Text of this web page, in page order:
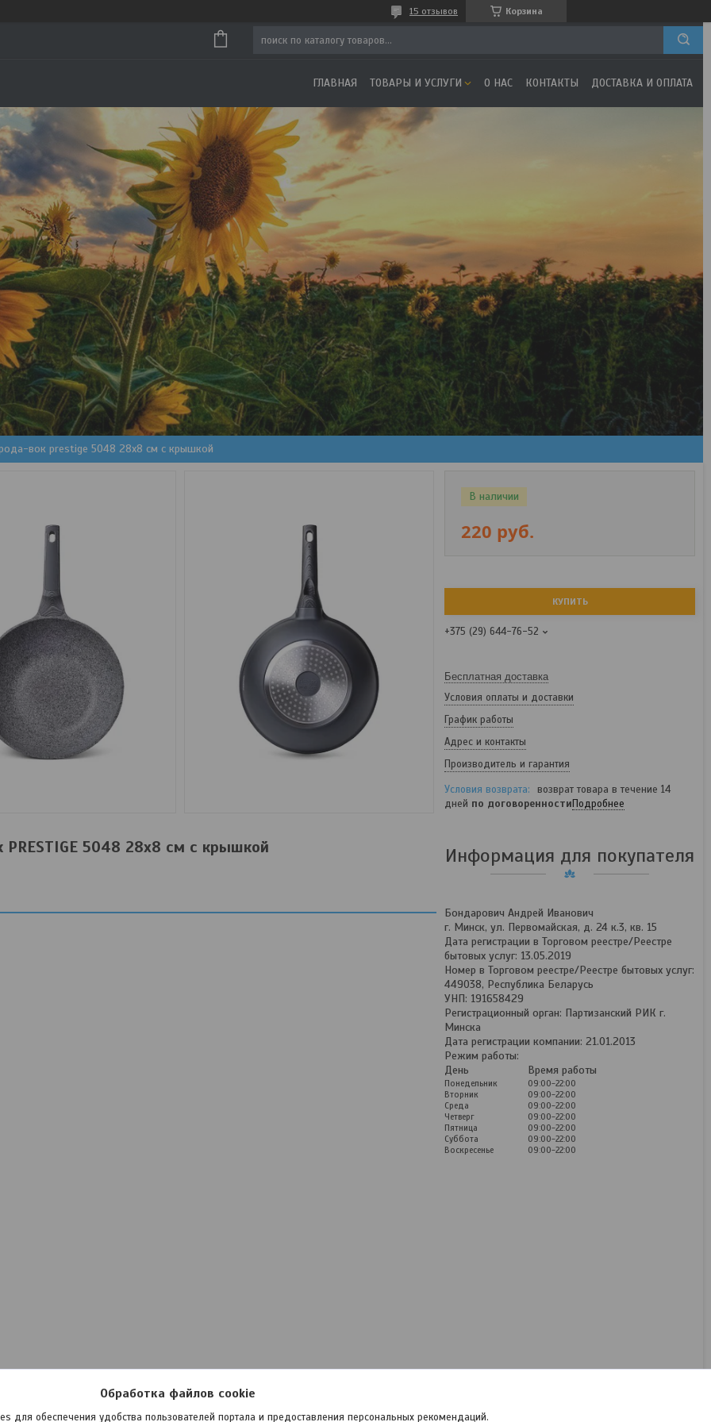
Корзина
15 отзывов
ГЛАВНАЯ ТОВАРЫ И УСЛУГИ О НАС КОНТАКТЫ ДОСТАВКА И ОПЛАТА
вок prestige 5048 28x8 см с крышкой
PRESTIGE 5048 28x8 см с крышкой
В наличии
220 руб.
КУПИТЬ
+375 (29) 644-76-52
Бесплатная доставка
Условия оплаты и доставки
График работы
Адрес и контакты
Производитель и гарантия
возврат товара в течение 14
дней по договоренностиПодробнее
Информация для покупателя
Бондарович Андрей Иванович
г. Минск, ул. Первомайская, д. 24 к.3, кв. 15
Дата регистрации в Торговом реестре/Реестре
бытовых услуг: 13.05.2019
Номер в Торговом реестре/Реестре бытовых услуг:
449038, Республика Беларусь
УНП: 191658429
Регистрационный орган: Партизанский РИК г.
Минска
Дата регистрации компании: 21.01.2013
Режим работы:
День
Время работы
Понедельник
09:00-22:00
Вторник
09:00-22:00
Среда
09:00-22:00
Четверг
09:00-22:00
Пятница
09:00-22:00
Суббота
09:00-22:00
Воскресенье
09:00-22:00
Обработка файлов cookie
для обеспечения удобства пользователей портала и предоставления персональных рекомендаций.